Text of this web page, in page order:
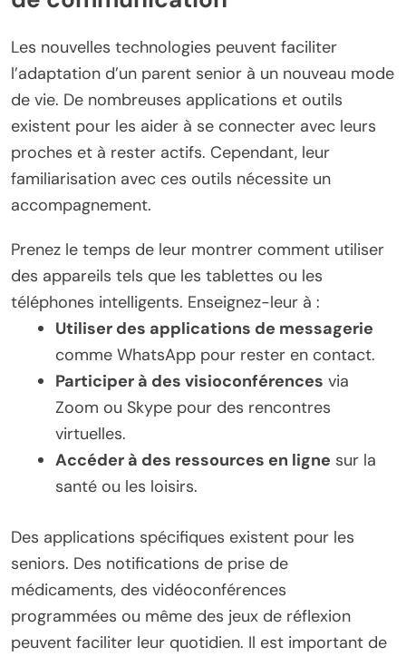
Les nouvelles technologies peuvent faciliter
l’adaptation d’un parent senior à un nouveau mode
de vie. De nombreuses applications et outils
existent pour les aider à se connecter avec leurs
proches et à rester actifs. Cependant, leur
familiarisation avec ces outils nécessite un
accompagnement.
Prenez le temps de leur montrer comment utiliser
des appareils tels que les tablettes ou les
téléphones intelligents. Enseignez-leur à :
Utiliser des applications de messagerie
comme WhatsApp pour rester en contact.
Participer à des visioconférences via
Zoom ou Skype pour des rencontres
virtuelles.
Accéder à des ressources en ligne sur la
santé ou les loisirs.
Des applications spécifiques existent pour les
seniors. Des notifications de prise de
médicaments, des vidéoconférences
programmées ou même des jeux de réflexion
peuvent faciliter leur quotidien. Il est important de